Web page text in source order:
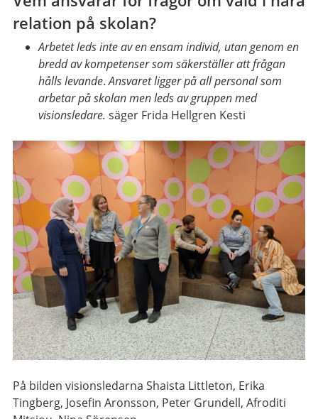
relation på skolan?
Arbetet leds inte av en ensam individ, utan genom en
bredd av kompetenser som säkerställer att frågan
hålls levande.Ansvaret ligger på all personal som
arbetar på skolan men leds av gruppen med
visionsledare. säger Frida Hellgren Kesti
På bilden visionsledarna Shaista Littleton, Erika
Tingberg, Josefin Aronsson, Peter Grundell, Afroditi